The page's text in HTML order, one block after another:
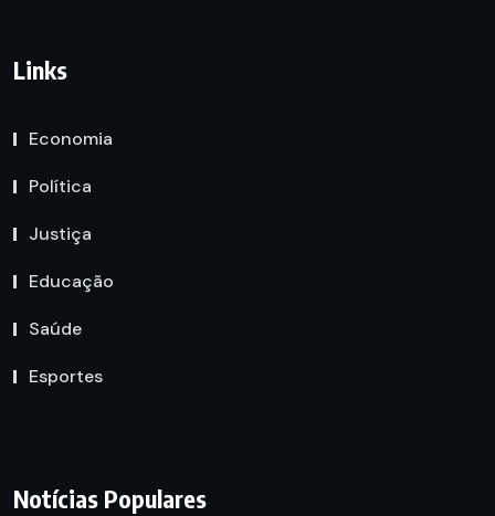
Links
Economia
Política
Justiça
Educação
Saúde
Esportes
Notícias Populares